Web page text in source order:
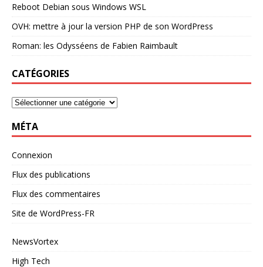
Reboot Debian sous Windows WSL
OVH: mettre à jour la version PHP de son WordPress
Roman: les Odysséens de Fabien Raimbault
CATÉGORIES
MÉTA
Connexion
Flux des publications
Flux des commentaires
Site de WordPress-FR
NewsVortex
High Tech